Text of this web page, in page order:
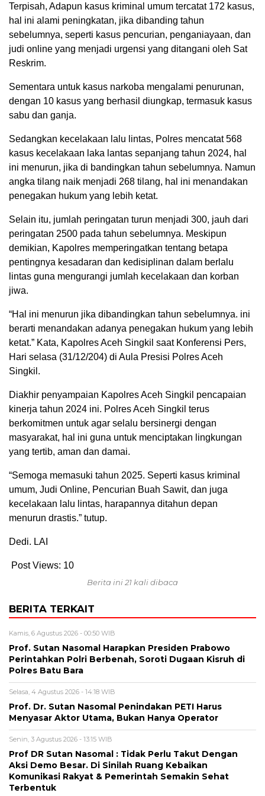
Terpisah, Adapun kasus kriminal umum tercatat 172 kasus,
hal ini alami peningkatan, jika dibanding tahun
sebelumnya, seperti kasus pencurian, penganiayaan, dan
judi online yang menjadi urgensi yang ditangani oleh Sat
Reskrim.
Sementara untuk kasus narkoba mengalami penurunan,
dengan 10 kasus yang berhasil diungkap, termasuk kasus
sabu dan ganja.
Sedangkan kecelakaan lalu lintas, Polres mencatat 568
kasus kecelakaan laka lantas sepanjang tahun 2024, hal
ini menurun, jika di bandingkan tahun sebelumnya. Namun
angka tilang naik menjadi 268 tilang, hal ini menandakan
penegakan hukum yang lebih ketat.
Selain itu, jumlah peringatan turun menjadi 300, jauh dari
peringatan 2500 pada tahun sebelumnya. Meskipun
demikian, Kapolres memperingatkan tentang betapa
pentingnya kesadaran dan kedisiplinan dalam berlalu
lintas guna mengurangi jumlah kecelakaan dan korban
jiwa.
“Hal ini menurun jika dibandingkan tahun sebelumnya. ini
berarti menandakan adanya penegakan hukum yang lebih
ketat.” Kata, Kapolres Aceh Singkil saat Konferensi Pers,
Hari selasa (31/12/204) di Aula Presisi Polres Aceh
Singkil.
Diakhir penyampaian Kapolres Aceh Singkil pencapaian
kinerja tahun 2024 ini. Polres Aceh Singkil terus
berkomitmen untuk agar selalu bersinergi dengan
masyarakat, hal ini guna untuk menciptakan lingkungan
yang tertib, aman dan damai.
“Semoga memasuki tahun 2025. Seperti kasus kriminal
umum, Judi Online, Pencurian Buah Sawit, dan juga
kecelakaan lalu lintas, harapannya ditahun depan
menurun drastis.” tutup.
Dedi. LAI
Post Views: 10
Berita ini 21 kali dibaca
BERITA TERKAIT
Kamis, 6 Agustus 2026 - 00:50 WIB
Prof. Sutan Nasomal Harapkan Presiden Prabowo
Perintahkan Polri Berbenah, Soroti Dugaan Kisruh di
Polres Batu Bara
Selasa, 4 Agustus 2026 - 14:18 WIB
Prof. Dr. Sutan Nasomal Penindakan PETI Harus
Menyasar Aktor Utama, Bukan Hanya Operator
Senin, 3 Agustus 2026 - 13:15 WIB
Prof DR Sutan Nasomal : Tidak Perlu Takut Dengan
Aksi Demo Besar. Di Sinilah Ruang Kebaikan
Komunikasi Rakyat & Pemerintah Semakin Sehat
Terbentuk